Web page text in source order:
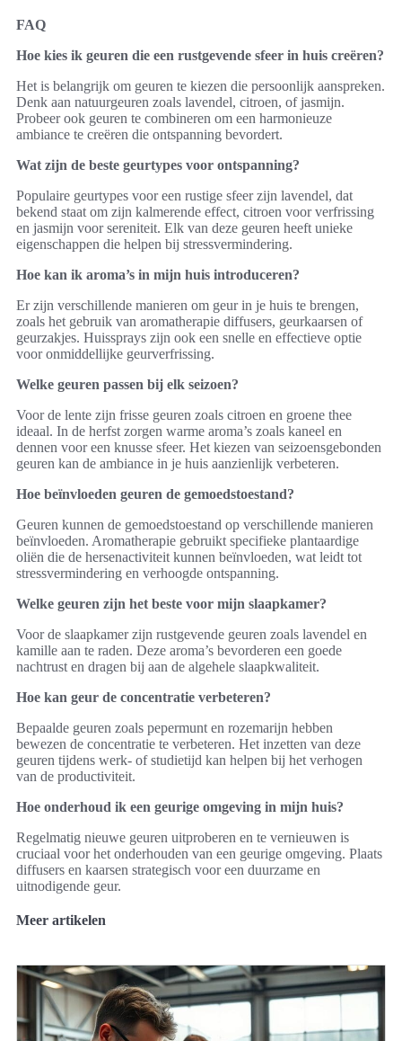
FAQ
Hoe kies ik geuren die een rustgevende sfeer in huis creëren?
Het is belangrijk om geuren te kiezen die persoonlijk aanspreken.
Denk aan natuurgeuren zoals lavendel, citroen, of jasmijn.
Probeer ook geuren te combineren om een harmonieuze
ambiance te creëren die ontspanning bevordert.
Wat zijn de beste geurtypes voor ontspanning?
Populaire geurtypes voor een rustige sfeer zijn lavendel, dat
bekend staat om zijn kalmerende effect, citroen voor verfrissing
en jasmijn voor sereniteit. Elk van deze geuren heeft unieke
eigenschappen die helpen bij stressvermindering.
Hoe kan ik aroma’s in mijn huis introduceren?
Er zijn verschillende manieren om geur in je huis te brengen,
zoals het gebruik van aromatherapie diffusers, geurkaarsen of
geurzakjes. Huissprays zijn ook een snelle en effectieve optie
voor onmiddellijke geurverfrissing.
Welke geuren passen bij elk seizoen?
Voor de lente zijn frisse geuren zoals citroen en groene thee
ideaal. In de herfst zorgen warme aroma’s zoals kaneel en
dennen voor een knusse sfeer. Het kiezen van seizoensgebonden
geuren kan de ambiance in je huis aanzienlijk verbeteren.
Hoe beïnvloeden geuren de gemoedstoestand?
Geuren kunnen de gemoedstoestand op verschillende manieren
beïnvloeden. Aromatherapie gebruikt specifieke plantaardige
oliën die de hersenactiviteit kunnen beïnvloeden, wat leidt tot
stressvermindering en verhoogde ontspanning.
Welke geuren zijn het beste voor mijn slaapkamer?
Voor de slaapkamer zijn rustgevende geuren zoals lavendel en
kamille aan te raden. Deze aroma’s bevorderen een goede
nachtrust en dragen bij aan de algehele slaapkwaliteit.
Hoe kan geur de concentratie verbeteren?
Bepaalde geuren zoals pepermunt en rozemarijn hebben
bewezen de concentratie te verbeteren. Het inzetten van deze
geuren tijdens werk- of studietijd kan helpen bij het verhogen
van de productiviteit.
Hoe onderhoud ik een geurige omgeving in mijn huis?
Regelmatig nieuwe geuren uitproberen en te vernieuwen is
cruciaal voor het onderhouden van een geurige omgeving. Plaats
diffusers en kaarsen strategisch voor een duurzame en
uitnodigende geur.
Meer artikelen